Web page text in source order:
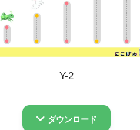
Y-2
ダウンロード